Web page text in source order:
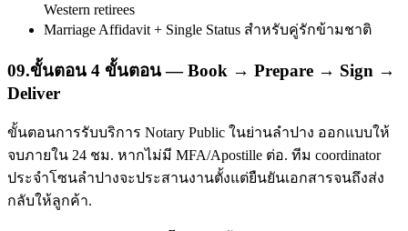
Western retirees
Marriage Affidavit + Single Status สำหรับคู่รักข้ามชาติ
09.ขั้นตอน 4 ขั้นตอน — Book → Prepare → Sign →
Deliver
ขั้นตอนการรับบริการ Notary Public ในย่านลำปาง ออกแบบให้
จบภายใน 24 ชม. หากไม่มี MFA/Apostille ต่อ. ทีม coordinator
ประจำโซนลำปางจะประสานงานตั้งแต่ยืนยันเอกสารจนถึงส่ง
กลับให้ลูกค้า.